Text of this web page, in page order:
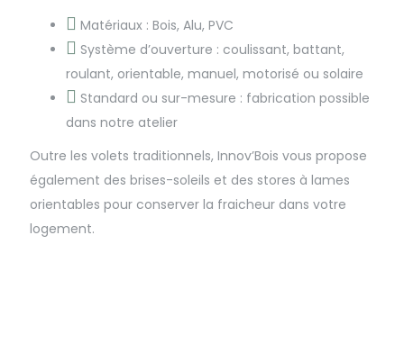
Matériaux : Bois, Alu, PVC
Système d’ouverture : coulissant, battant,
roulant, orientable, manuel, motorisé ou solaire
Standard ou sur-mesure : fabrication possible
dans notre atelier
Outre les volets traditionnels, Innov’Bois vous propose
également des brises-soleils et des stores à lames
orientables pour conserver la fraicheur dans votre
logement.